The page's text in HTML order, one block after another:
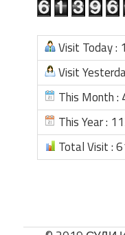
Visit Today :
Visit
This Month :
This Year :
Total Visit :